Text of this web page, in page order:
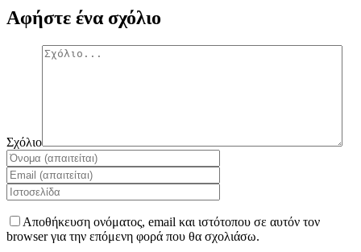
Αφήστε ένα σχόλιο
Σχόλιο
Αποθήκευση ονόματος, email και ιστότοπου σε αυτόν τον
browser για την επόμενη φορά που θα σχολιάσω.